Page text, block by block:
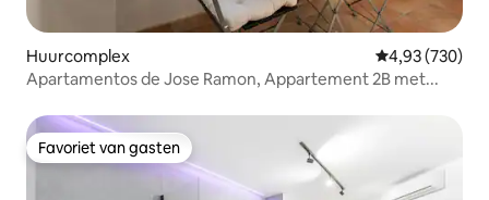
Huurcomplex Gemiddelde
4,93 (730)
Apartamentos de Jose Ramon, Appartement 2B met...
Favoriet van gasten
Favoriet van gasten